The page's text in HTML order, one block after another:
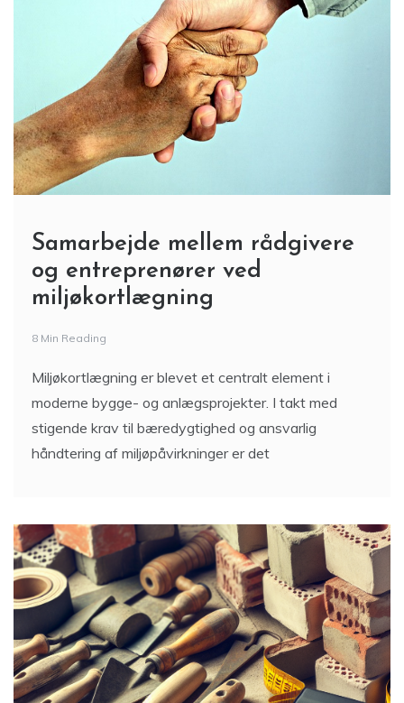
Samarbejde mellem rådgivere
og entreprenører ved
miljøkortlægning
8 Min Reading
Miljøkortlægning er blevet et centralt element i
moderne bygge- og anlægsprojekter. I takt med
stigende krav til bæredygtighed og ansvarlig
håndtering af miljøpåvirkninger er det